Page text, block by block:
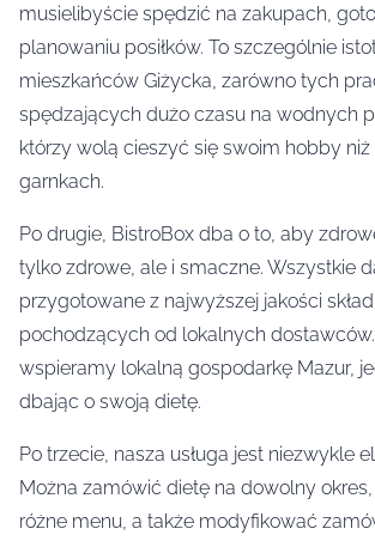
musielibyście spędzić na zakupach,
planowaniu posiłków. To szczególnie
mieszkańców Giżycka, zarówno tych
spędzających dużo czasu na wodnych
którzy wolą cieszyć się swoim hobby
garnkach.
Po drugie, BistroBox dba o to, aby
tylko zdrowe, ale i smaczne. Wszystkie
przygotowane z najwyższej jakości
pochodzących od lokalnych
wspieramy lokalną gospodarkę Mazur,
dbając o swoją dietę.
Po trzecie, nasza usługa jest niezwykle
Można zamówić dietę na dowolny
różne menu, a także modyfikować